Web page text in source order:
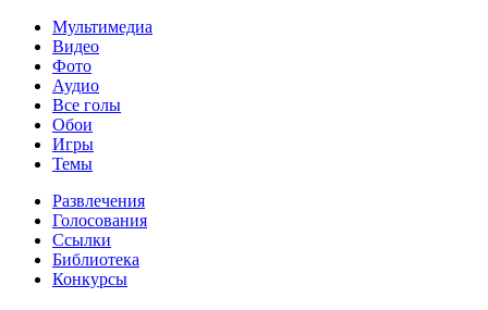
Мультимедиа
Видео
Фото
Аудио
Все голы
Обои
Игры
Темы
Развлечения
Голосования
Ссылки
Библиотека
Конкурсы